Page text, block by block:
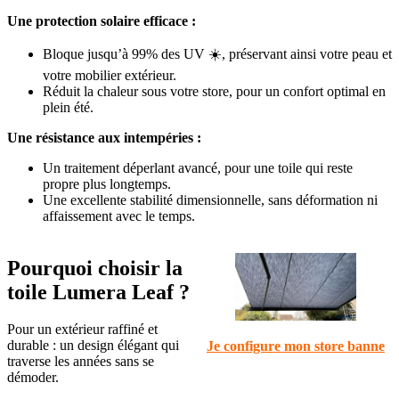
Une protection solaire efficace :
Bloque jusqu’à 99% des UV ☀️, préservant ainsi votre peau et
votre mobilier extérieur.
Réduit la chaleur sous votre store, pour un confort optimal en
plein été.
Une résistance aux intempéries :
Un traitement déperlant avancé, pour une toile qui reste
propre plus longtemps.
Une excellente stabilité dimensionnelle, sans déformation ni
affaissement avec le temps.
Pourquoi choisir la
toile Lumera Leaf ?
Pour un extérieur raffiné et
durable : un design élégant qui
traverse les années sans se
démoder.
Je configure mon store banne